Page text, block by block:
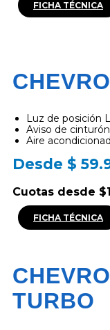
FICHA TÉCNICA
Luz de posición
Aviso de
Aire
Desde $
Cuotas desde
FICHA TÉCNICA
TURBO